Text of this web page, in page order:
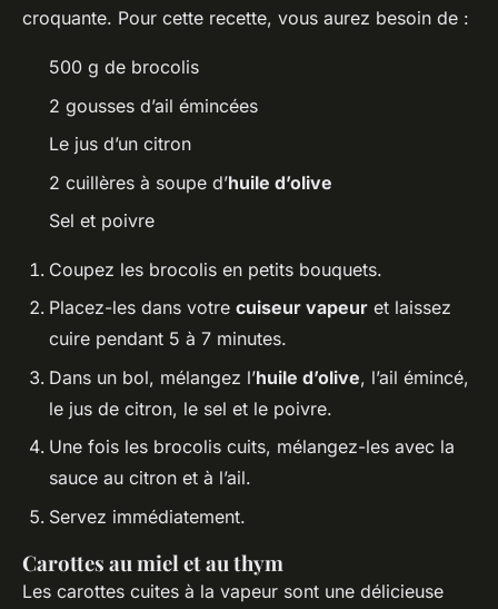
croquante. Pour cette recette, vous aurez besoin de :
500 g de brocolis
2 gousses d’ail émincées
Le jus d’un citron
2 cuillères à soupe d’huile d’olive
Sel et poivre
Coupez les brocolis en petits bouquets.
Placez-les dans votre cuiseur vapeur et laissez
cuire pendant 5 à 7 minutes.
Dans un bol, mélangez l’huile d’olive, l’ail émincé,
le jus de citron, le sel et le poivre.
Une fois les brocolis cuits, mélangez-les avec la
sauce au citron et à l’ail.
Servez immédiatement.
Carottes au miel et au thym
Les carottes cuites à la vapeur sont une délicieuse